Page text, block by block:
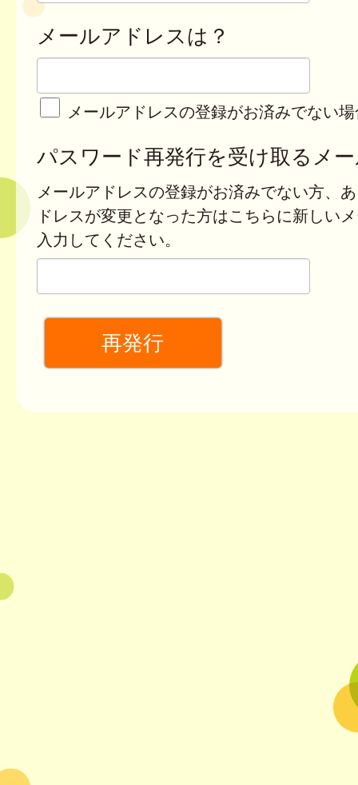
メールアドレスは？
メールアドレスの登録がお済みでない
パスワード再発行を受け取るメ
メールアドレスの登録がお済みでない方、
ドレスが変更となった方はこちらに新しい
入力してください。